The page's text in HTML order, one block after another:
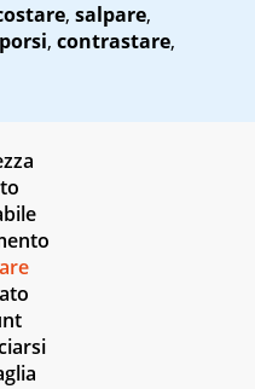
, salpare,
, contrastare,